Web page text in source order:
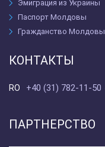
Эмиграция из Украины
Паспорт Молдовы
Гражданство Молдовы
КОНТАКТЫ
RO +40 (31) 782-11-50
ПАРТНЕРСТВО